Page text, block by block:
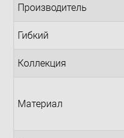
Производитель
Гибкий
Коллекция
Материал